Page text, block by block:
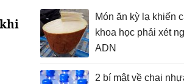
Món ăn kỳ lạ khiến
khoa học phải xét
ADN
2 bí mật về chai